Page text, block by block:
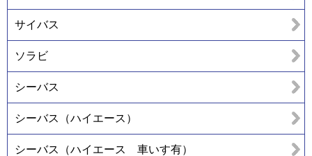
サイバス
ソラビ
シーバス
シーバス（ハイエース）
シーバス（ハイエース 車いす有）